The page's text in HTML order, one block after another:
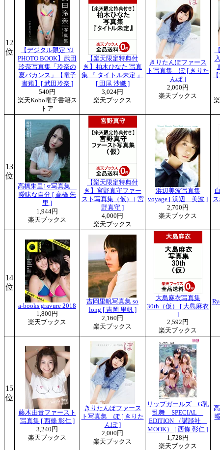
12
位
【デジタル限定 YJ
PHOTO BOOK】武田
玲奈写真集「玲奈の
夏バカンス」【電子
書籍】[ 武田玲奈 ]
540円
楽天Kobo電子書籍ス
トア
【楽天限定特典付
き】柏木ひなた 写真
集 『 タイトル未定 』
[ 田尾 沙織 ]
3,024円
楽天ブックス
きりたんぽファース
ト写真集 ぽ [ きりた
んぽ ]
2,000円
楽天ブックス
13
位
高橋朱里1st写真集
曖昧な自分 [ 高橋 朱
里 ]
1,944円
楽天ブックス
【樂天限定特典付
き】宮野真守ファー
スト写真集（仮） [ 宮
野真守 ]
4,000円
楽天ブックス
浜辺美波写真集
voyage [ 浜辺 美波 ]
2,700円
楽天ブックス
14
位
a-books gravure 2018
1,800円
楽天ブックス
吉岡里帆写真集 so
long [ 吉岡 里帆 ]
2,160円
楽天ブックス
大島麻衣写真集
30th（仮） [ 大島麻衣
]
2,592円
楽天ブックス
15
位
藤木由貴ファースト
写真集 [ 西條 彰仁 ]
3,240円
楽天ブックス
きりたんぽファース
ト写真集 ぽ [ きりた
んぽ ]
2,000円
楽天ブックス
リップガールズ G乳
乱舞 SPECIAL
EDITION （講談社
MOOK） [ 西條 彰仁 ]
1,728円
楽天ブックス